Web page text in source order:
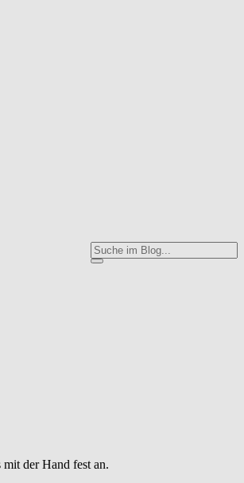
mit der Hand fest an.